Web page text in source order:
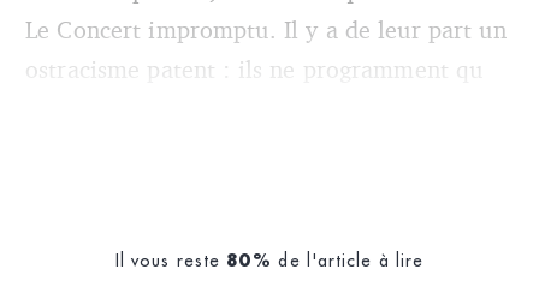
Le Concert impromptu. Il y a de leur part un
ostracisme patent : ils ne programment qu
Il vous reste 80% de l'article à lire